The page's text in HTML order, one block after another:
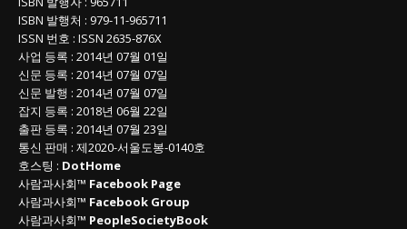
ISBN 발행처 : 979-11-965711
ISSN 번호 : ISSN 2635-876X
사업 등록 : 2014년 07월 01일
신문 등록 : 2014년 07월 07일
신문 발행 : 2014년 07월 07일
잡지 등록 : 2018년 06월 22일
출판 등록 : 2014년 07월 23일
통신 판매 : 제2020-서울도봉-0140호
호스팅 : DotHome
사람과사회™ Facebook Page
사람과사회™ Facebook Group
사람과사회™ PeopleSocietyBook